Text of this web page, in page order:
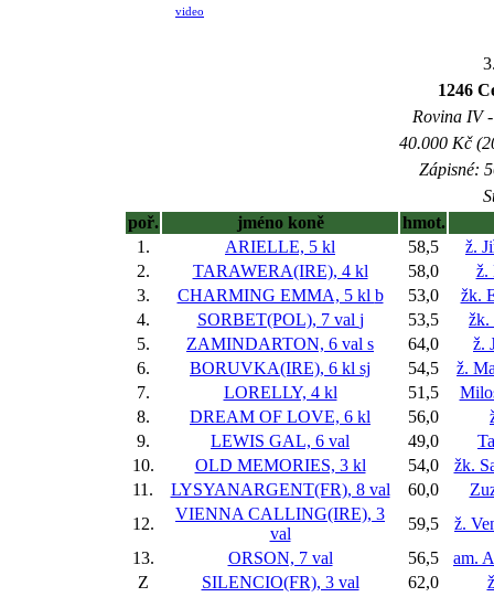
video
1246
Rovina IV
40.000 Kč
Zápisné:
poř.
jméno koně
hmot.
1.
ARIELLE, 5 kl 58,5
ž.
2.
TARAWERA(IRE), 4 kl 58,0
ž.
3.
CHARMING EMMA, 5 kl b 53,0
žk.
4.
SORBET(POL), 7 val j 53,5
žk.
5.
ZAMINDARTON, 6 val s 64,0
ž.
6.
BORUVKA(IRE), 6 kl sj 54,5
ž.
7.
LORELLY, 4 kl 51,5
8.
DREAM OF LOVE, 6 kl 56,0
9.
LEWIS GAL, 6 val 49,0
10.
OLD MEMORIES, 3 kl 54,0
žk.
11.
LYSYANARGENT(FR), 8 val 60,0
12.
VIENNA CALLING(IRE), 3
val
59,5
ž.
13.
ORSON, 7 val 56,5
am.
Z
SILENCIO(FR), 3 val 62,0